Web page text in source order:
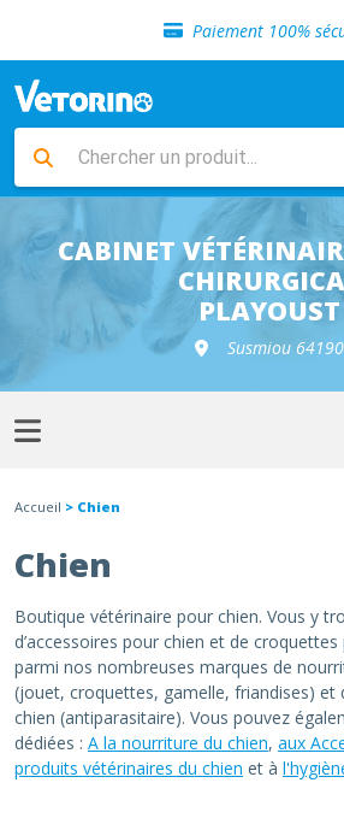
Paiement 100%
Livraison gratuite en
Sélection de croquettes
Livraison gratuite en
Retour gratuit en
Sélection de croquettes
CABINET
PLAYOUST
Susmiou 64190
Accueil > Chien
Chien
Boutique vétérinaire pour chien. Vous y
d’accessoires pour chien et de
parmi nos nombreuses marques de
(jouet, croquettes, gamelle, friandises) et
chien (antiparasitaire). Vous pouvez
dédiées : A la nourriture du chien, aux
produits vétérinaires du chien et à